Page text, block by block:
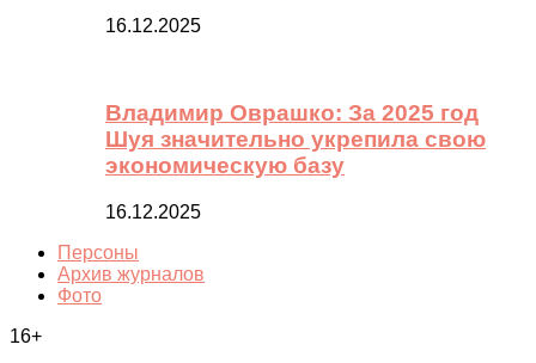
16.12.2025
Владимир Оврашко: За 2025 год
Шуя значительно укрепила свою
экономическую базу
16.12.2025
Персоны
Архив журналов
Фото
16+